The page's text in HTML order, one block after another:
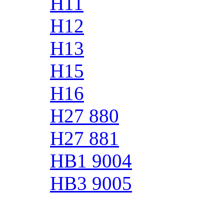
H12
H13
H15
H16
H27 880
H27 881
HB1 9004
HB3 9005